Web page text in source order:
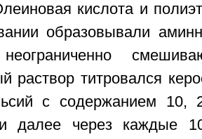
кислота и
образовывали
раствор титровался
с содержанием
и далее через каждые